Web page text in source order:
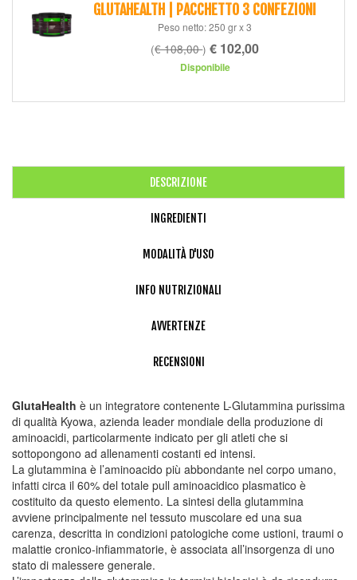
GLUTAHEALTH | PACCHETTO 3 CONFEZIONI
Peso netto: 250 gr x 3
(€ 108,00) € 102,00
Disponibile
DESCRIZIONE
INGREDIENTI
MODALITÀ D'USO
INFO NUTRIZIONALI
AVVERTENZE
RECENSIONI
GlutaHealth è un integratore contenente L-Glutammina purissima
di qualità Kyowa, azienda leader mondiale della produzione di
aminoacidi, particolarmente indicato per gli atleti che si
sottopongono ad allenamenti costanti ed intensi.
La glutammina è l’aminoacido più abbondante nel corpo umano,
infatti circa il 60% del totale pull aminoacidico plasmatico è
costituito da questo elemento. La sintesi della glutammina
avviene principalmente nel tessuto muscolare ed una sua
carenza, descritta in condizioni patologiche come ustioni, traumi o
malattie cronico-infiammatorie, è associata all’insorgenza di uno
stato di malessere generale.